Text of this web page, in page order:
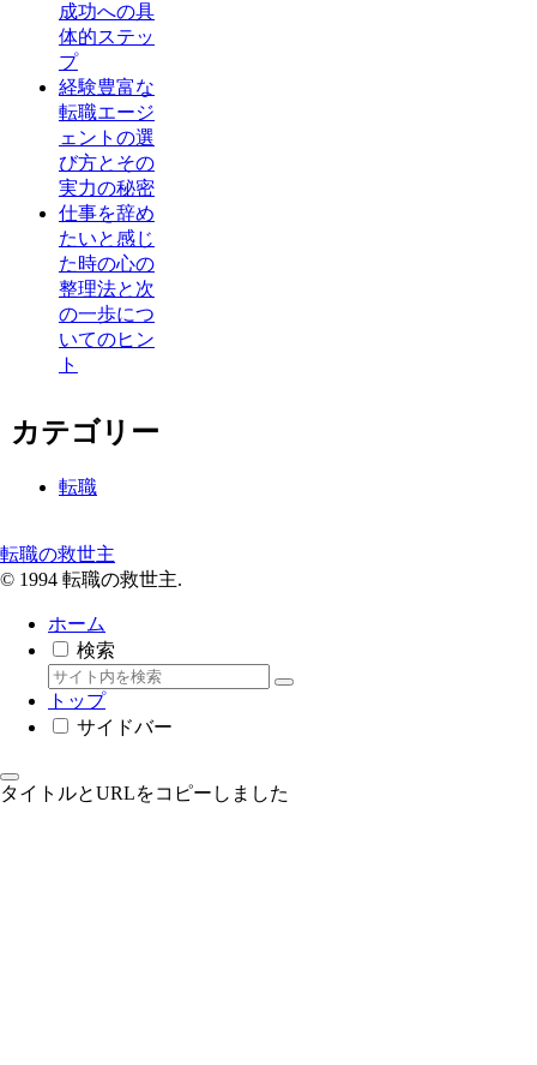
成功への具
体的ステッ
プ
経験豊富な
転職エージ
ェントの選
び方とその
実力の秘密
仕事を辞め
たいと感じ
た時の心の
整理法と次
の一歩につ
いてのヒン
ト
カテゴリー
転職
転職の救世主
© 1994 転職の救世主.
ホーム
検索
トップ
サイドバー
タイトルとURLをコピーしました